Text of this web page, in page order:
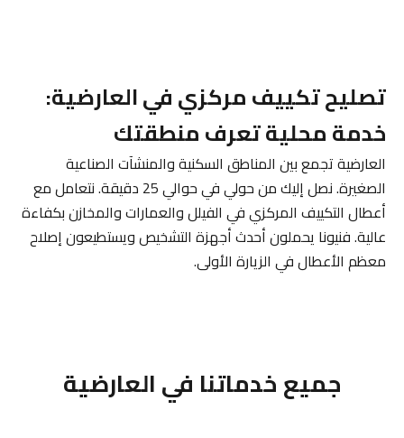
تصليح تكييف مركزي في العارضية:
خدمة محلية تعرف منطقتك
العارضية تجمع بين المناطق السكنية والمنشآت الصناعية
الصغيرة. نصل إليك من حولي في حوالي 25 دقيقة. نتعامل مع
أعطال التكييف المركزي في الفيلل والعمارات والمخازن بكفاءة
عالية. فنيونا يحملون أحدث أجهزة التشخيص ويستطيعون إصلاح
معظم الأعطال في الزيارة الأولى.
جميع خدماتنا في العارضية